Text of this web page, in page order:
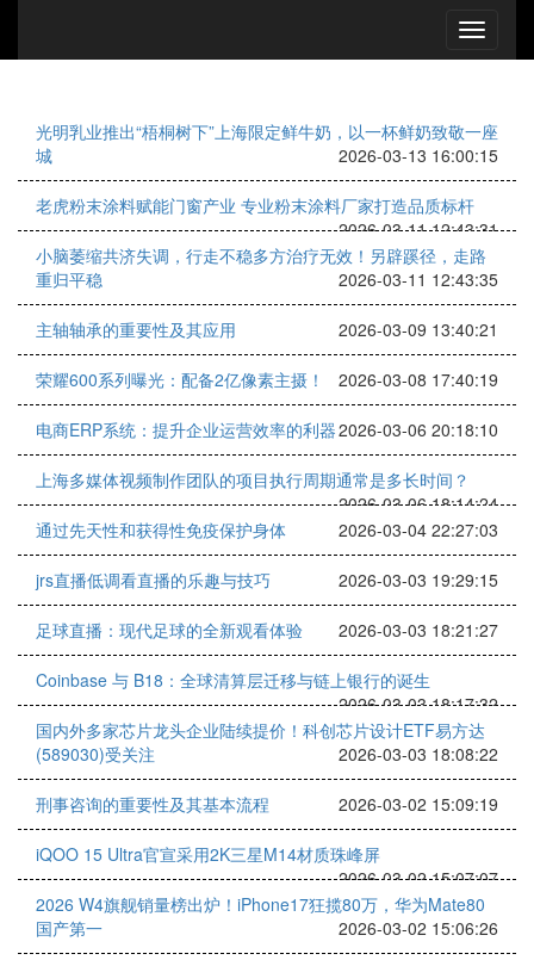
光明乳业推出“梧桐树下”上海限定鲜牛奶，以一杯鲜奶致敬一座
城
2026-03-13 16:00:15
老虎粉末涂料赋能门窗产业 专业粉末涂料厂家打造品质标杆
2026-03-11 12:43:31
小脑萎缩共济失调，行走不稳多方治疗无效！另辟蹊径，走路
重归平稳
2026-03-11 12:43:35
主轴轴承的重要性及其应用 2026-03-09 13:40:21
荣耀600系列曝光：配备2亿像素主摄！ 2026-03-08 17:40:19
电商ERP系统：提升企业运营效率的利器2026-03-06 20:18:10
上海多媒体视频制作团队的项目执行周期通常是多长时间？
2026-03-06 18:14:24
通过先天性和获得性免疫保护身体
2026-03-04 22:27:03
jrs直播低调看直播的乐趣与技巧 2026-03-03 19:29:15
足球直播：现代足球的全新观看体验 2026-03-03 18:21:27
Coinbase 与 B18：全球清算层迁移与链上银行的诞生
2026-03-03 18:17:32
国内外多家芯片龙头企业陆续提价！科创芯片设计ETF易方达
(589030)受关注
2026-03-03 18:08:22
刑事咨询的重要性及其基本流程 2026-03-02 15:09:19
iQOO 15 Ultra官宣采用2K三星M14材质珠峰屏
2026-03-02 15:07:07
2026 W4旗舰销量榜出炉！iPhone17狂揽80万，华为Mate80
国产第一
2026-03-02 15:06:26